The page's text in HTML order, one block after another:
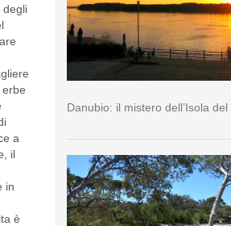
degli
a
il
in
è
Danubio: il mistero dell’Isola del